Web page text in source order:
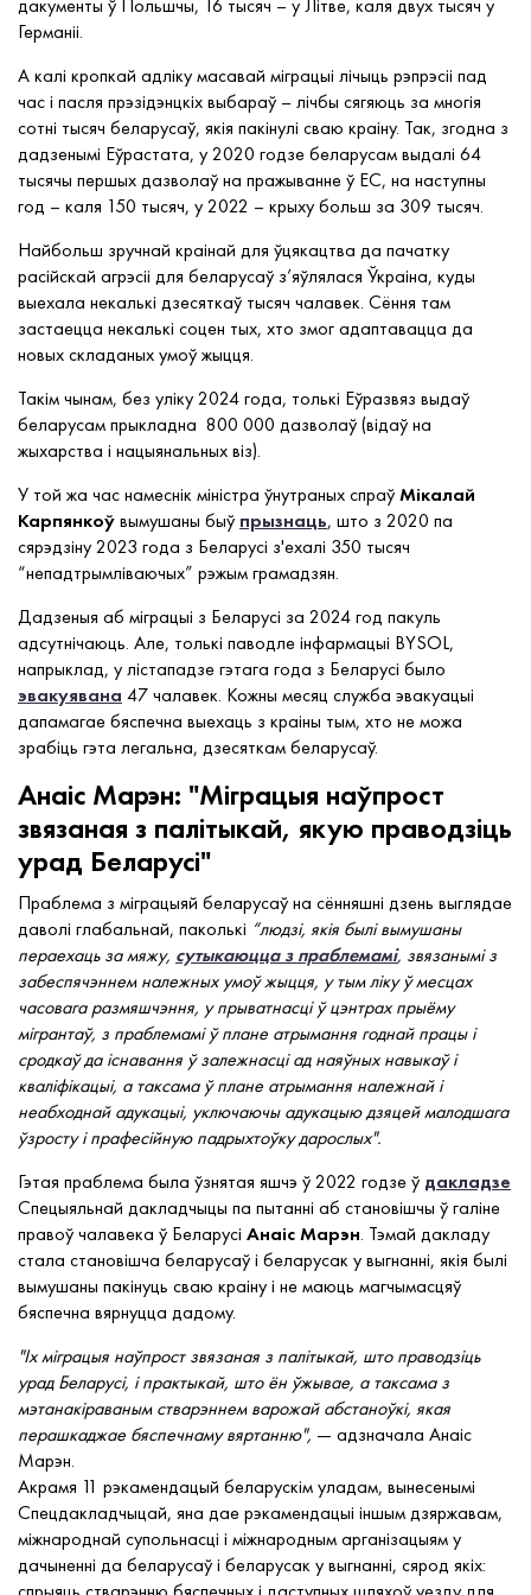
дакументы ў Польшчы, 16 тысяч – у Літве, каля двух тысяч у
Германіі.
А калі кропкай адліку масавай міграцыі лічыць рэпрэсіі пад
час і пасля прэзідэнцкіх выбараў – лічбы сягяюць за многія
сотні тысяч беларусаў, якія пакінулі сваю краіну. Так, згодна з
дадзенымі Еўрастата, у 2020 годзе беларусам выдалі 64
тысячы першых дазволаў на пражыванне ў ЕС, на наступны
год – каля 150 тысяч, у 2022 – крыху больш за 309 тысяч.
Найбольш зручнай краінай для ўцякацтва да пачатку
расійскай агрэсіі для беларусаў з’яўлялася Ўкраіна, куды
выехала некалькі дзесяткаў тысяч чалавек. Сёння там
застаецца некалькі соцен тых, хто змог адаптавацца да
новых складаных умоў жыцця.
Такім чынам, без уліку 2024 года, толькі Еўразвяз выдаў
беларусам прыкладна 800 000 дазволаў (відаў на
жыхарства і нацыянальных віз).
У той жа час намеснік міністра ўнутраных спраўМікалай
Карпянкоўвымушаны быў прызнаць, што з 2020 па
сярэдзіну 2023 года з Беларусі з'ехалі 350 тысяч
“непадтрымліваючых” рэжым грамадзян.
Дадзеныя аб міграцыі з Беларусі за 2024 год пакуль
адсутнічаюць. Але, толькі паводле інфармацыі BYSOL,
напрыклад, у лістападзе гэтага года з Беларусі было
эвакуявана 47 чалавек. Кожны месяц служба эвакуацыі
дапамагае бяспечна выехаць з краіны тым, хто не можа
зрабіць гэта легальна, дзесяткам беларусаў.
Анаіс Марэн: "Міграцыя наўпрост
звязаная з палітыкай, якую праводзіць
урад Беларусі"
Праблема з міграцыяй беларусаў на сённяшні дзень выглядае
даволі глабальнай, паколькі “людзі, якія былі вымушаны
пераехаць за мяжу, сутыкаюцца з праблемамі, звязанымі з
забеспячэннем належных умоў жыцця, у тым ліку ў месцах
часовага размяшчэння, у прыватнасці ў цэнтрах прыёму
мігрантаў, з праблемамі ў плане атрымання годнай працы і
сродкаў да існавання ў залежнасці ад наяўных навыкаў і
кваліфікацыі, а таксама ў плане атрымання належнай і
неабходнай адукацыі, уключаючы адукацыю дзяцей малодшага
ўзросту і прафесійную падрыхтоўку дарослых".
Гэтая праблема была ўзнятая яшчэ ў 2022 годзе ў дакладзе
Спецыяльнай дакладчыцы па пытанні аб становішчы ў галіне
правоў чалавека ў Беларусі Анаіс Марэн. Тэмай дакладу
стала становішча беларусаў і беларусак у выгнанні, якія былі
вымушаны пакінуць сваю краіну і не маюць магчымасцяў
бяспечна вярнуцца дадому.
"Іх міграцыя наўпрост звязаная з палітыкай, што праводзіць
урад Беларусі, і практыкай, што ён ўжывае, а таксама з
мэтанакіраваным стварэннем варожай абстаноўкі, якая
перашкаджае бяспечнаму вяртанню", — адзначала Анаіс
Марэн.
Акрамя 11 рэкамендацый беларускім уладам, вынесенымі
Спецдакладчыцай, яна дае рэкамендацыі іншым дзяржавам,
міжнароднай супольнасці і міжнародным арганізацыям у
дачыненні да беларусаў і беларусак у выгнанні, сярод якіх: